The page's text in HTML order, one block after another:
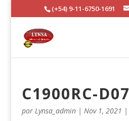
(+54) 9-11-6750-1691
C1900RC-
por Lynsa_admin| Nov 1, 2021 |